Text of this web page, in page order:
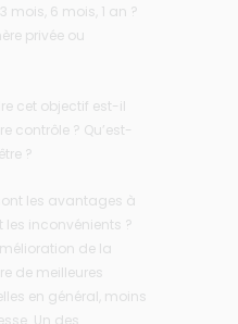
mois, 6 mois, 1 an ?
privée ou
cet objectif est-il
contrôle ? Qu’est-
?
les avantages à
les inconvénients ?
de la
de meilleures
en général, moins
Un des